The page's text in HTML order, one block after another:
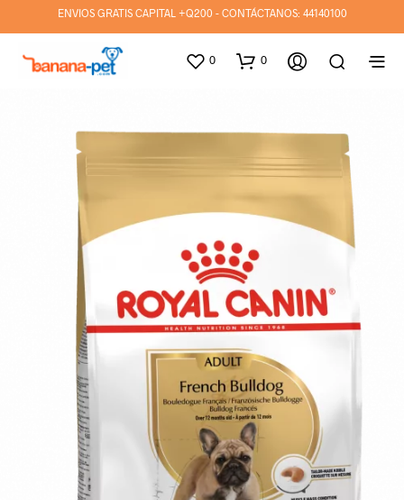
ENVIOS GRATIS CAPITAL +Q200 - CONTÁCTANOS: 44140100
0 0